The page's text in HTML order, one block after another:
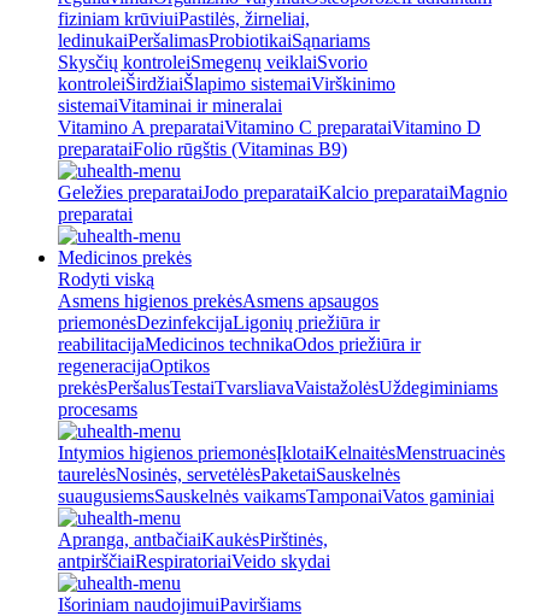
fiziniam krūviuiPastilės, žirneliai,
ledinukaiPeršalimasProbiotikaiSąnariams
Skysčių kontroleiSmegenų veiklaiSvorio
kontroleiŠirdžiaiŠlapimo sistemaiVirškinimo
sistemaiVitaminai ir mineralai
Vitamino A preparataiVitamino C preparataiVitamino D
preparataiFolio rūgštis (Vitaminas B9)
Geležies preparataiJodo preparataiKalcio preparataiMagnio
preparatai
Medicinos prekės
Rodyti viską
Asmens higienos prekėsAsmens apsaugos
priemonėsDezinfekcijaLigonių priežiūra ir
reabilitacijaMedicinos technikaOdos priežiūra ir
regeneracijaOptikos
prekėsPeršalusTestaiTvarsliavaVaistažolėsUždegiminiams
procesams
Intymios higienos priemonėsĮklotaiKelnaitėsMenstruacinės
taurelėsNosinės, servetėlėsPaketaiSauskelnės
suaugusiemsSauskelnės vaikamsTamponaiVatos gaminiai
Apranga, antbačiaiKaukėsPirštinės,
antpirščiaiRespiratoriaiVeido skydai
Išoriniam naudojimuiPaviršiams